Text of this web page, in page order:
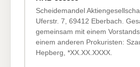
Scheidemandel
Uferstr. 7, 69412 Eberbach.
gemeinsam mit einem
einem anderen Prokuristen:
Hepberg, *XX.XX.XXXX.